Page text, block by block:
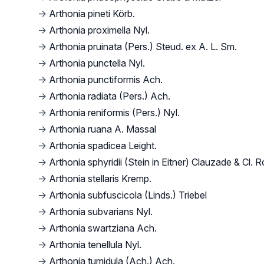
→ Arthonia pineti Körb.
→ Arthonia proximella Nyl.
→ Arthonia pruinata (Pers.) Steud. ex A. L. Sm.
→ Arthonia punctella Nyl.
→ Arthonia punctiformis Ach.
→ Arthonia radiata (Pers.) Ach.
→ Arthonia reniformis (Pers.) Nyl.
→ Arthonia ruana A. Massal
→ Arthonia spadicea Leight.
→ Arthonia sphyridii (Stein in Eitner) Clauzade & Cl.
→ Arthonia stellaris Kremp.
→ Arthonia subfuscicola (Linds.) Triebel
→ Arthonia subvarians Nyl.
→ Arthonia swartziana Ach.
→ Arthonia tenellula Nyl.
→ Arthonia tumidula (Ach.) Ach.